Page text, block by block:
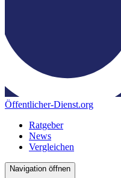
Öffentlicher-Dienst.org
Ratgeber
News
Vergleichen
Navigation öffnen